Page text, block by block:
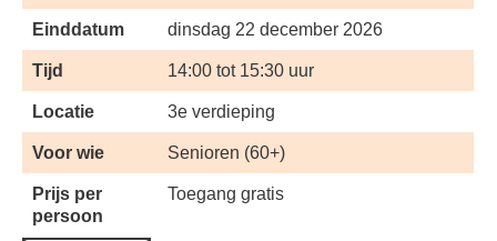
Einddatum dinsdag 22 december 2026
Tijd 14:00 tot 15:30 uur
Locatie 3e verdieping
Voor wie Senioren (60+)
Prijs per
persoon
Toegang gratis